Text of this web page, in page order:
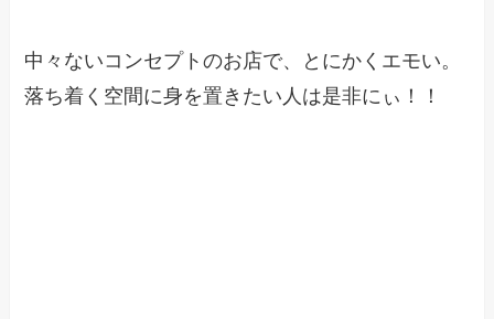
中々ないコンセプトのお店で、とにかくエモい。
落ち着く空間に身を置きたい人は是非にぃ！！